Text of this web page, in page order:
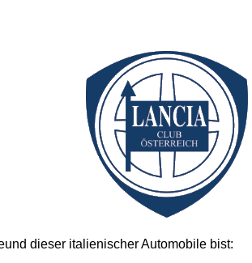
dieser italienischer Automobile bist: